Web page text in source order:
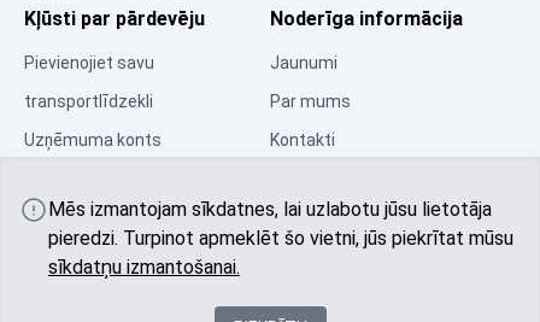
Kļūsti par pārdevēju
Pievienojiet savu
transportlīdzekli
Uzņēmuma konts
Kopiena
Noderīga informācija
Jaunumi
Par mums
Kontakti
Mēs izmantojam sīkdatnes, lai uzlabotu jūsu lietotāja
pieredzi. Turpinot apmeklēt šo vietni, jūs piekrītat mūsu
sīkdatņu izmantošanai.